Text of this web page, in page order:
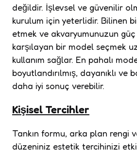
değildir. İşlevsel ve güvenilir
kurulum için yeterlidir. Bilinen
etmek ve akvaryumunuzun güç
karşılayan bir model seçmek
kullanım sağlar. En pahalı
boyutlandırılmış, dayanıklı ve
daha iyi sonuç verebilir.
Kişisel Tercihler
Tankın formu, arka plan rengi
düzeniniz estetik tercihinizi